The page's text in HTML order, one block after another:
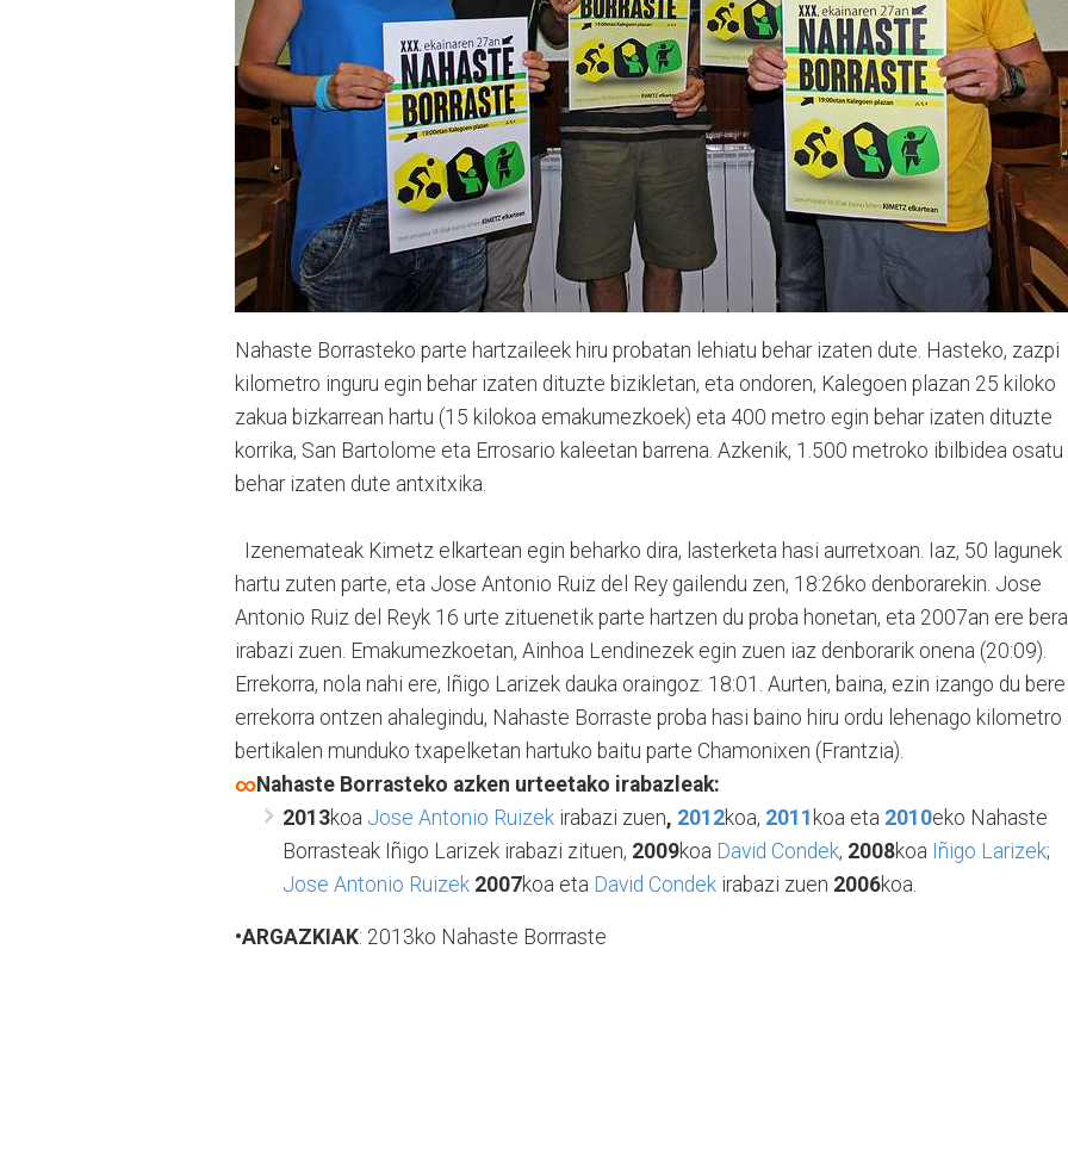
Nahaste Borrasteko parte hartzaileek hiru probatan lehiatu behar izaten dute. Hasteko, zazpi
kilometro inguru egin behar izaten dituzte bizikletan, eta ondoren, Kalegoen plazan 25 kiloko
zakua bizkarrean hartu (15 kilokoa emakumezkoek) eta 400 metro egin behar izaten dituzte
korrika, San Bartolome eta Errosario kaleetan barrena. Azkenik, 1.500 metroko ibilbidea osatu
behar izaten dute antxitxika.
Izenemateak Kimetz elkartean egin beharko dira, lasterketa hasi aurretxoan. Iaz, 50 lagunek
hartu zuten parte, eta Jose Antonio Ruiz del Rey gailendu zen, 18:26ko denborarekin. Jose
Antonio Ruiz del Reyk 16 urte zituenetik parte hartzen du proba honetan, eta 2007an ere
irabazi zuen. Emakumezkoetan, Ainhoa Lendinezek egin zuen iaz denborarik onena (20:09).
Errekorra, nola nahi ere, Iñigo Larizek dauka oraingoz: 18:01. Aurten, baina, ezin izango du bere
errekorra ontzen ahalegindu, Nahaste Borraste proba hasi baino hiru ordu lehenago kilometro
bertikalen munduko txapelketan hartuko baitu parte Chamonixen (Frantzia).
∞Nahaste Borrasteko azken urteetako irabazleak:
2013koa Jose Antonio Ruizek irabazi zuen, 2012koa, 2011 koa eta 2010eko Nahaste
Borrasteak Iñigo Larizek irabazi zituen, 2009koa David Condek, 2008koa Iñigo Larizek;
Jose Antonio Ruizek 2007koa eta David Condek irabazi zuen 2006koa.
•ARGAZKIAK: 2013ko Nahaste Borrraste